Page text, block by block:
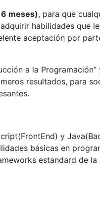
meses), para que
habilidades que
aceptación por
a la
resultados, para
y
básicas en
estandard de la